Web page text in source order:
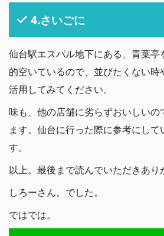
4.さいごに
仙台駅エスパル地下にある、青葉亭
的空いているので、並びたくない
活用してみてください。
味も、他の店舗に劣らずおいしいの
ます。仙台に行った際に参考にし
す。
以上。最後まで読んでいただきあり
しろーさん。でした。
ではでは。